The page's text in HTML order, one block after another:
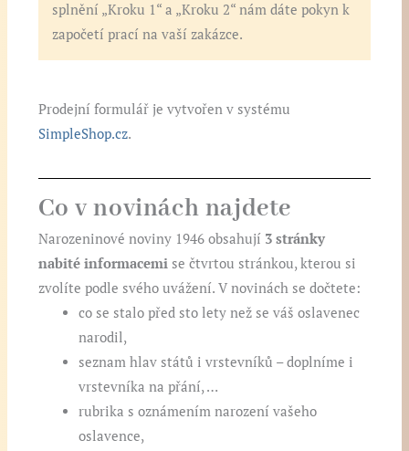
splnění „Kroku 1“ a „Kroku 2“ nám dáte pokyn k
započetí prací na vaší zakázce.
Prodejní formulář je vytvořen v systému
SimpleShop.cz.
Co v novinách najdete
Narozeninové noviny 1946 obsahují 3 stránky
nabité informacemi se čtvrtou stránkou, kterou si
zvolíte podle svého uvážení. V novinách se dočtete:
co se stalo před sto lety než se váš oslavenec
narodil,
seznam hlav států i vrstevníků – doplníme i
vrstevníka na přání, …
rubrika s oznámením narození vašeho
oslavence,